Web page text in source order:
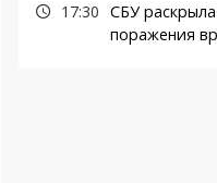
17:30 СБУ
поражения